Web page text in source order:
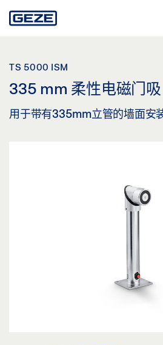
to
TS 5000 ISM
335 mm 柔性电磁门吸
用于带有335mm立管的墙面安